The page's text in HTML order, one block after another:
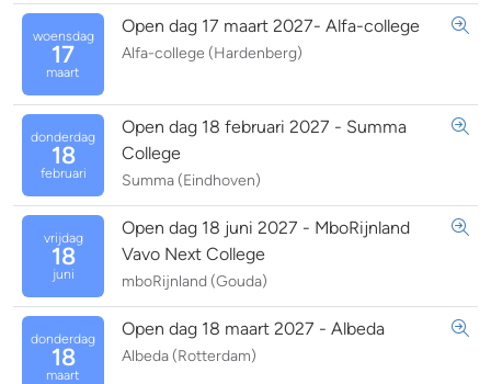
woensdag
17
maart
Open dag 17 maart 2027- Alfa-college
Alfa-college (Hardenberg)
donderdag
18
februari
Open dag 18 februari 2027 - Summa
College
Summa (Eindhoven)
vrijdag
18
juni
Open dag 18 juni 2027 - MboRijnland
Vavo Next College
mboRijnland (Gouda)
donderdag
18
maart
Open dag 18 maart 2027 - Albeda
Albeda (Rotterdam)